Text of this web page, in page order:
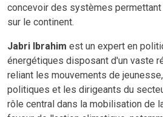
concevoir des systèmes
sur le continent.
Jabri Ibrahim est un expert en
énergétiques disposant d'un vaste
reliant les mouvements de
politiques et les dirigeants du
rôle central dans la mobilisation de